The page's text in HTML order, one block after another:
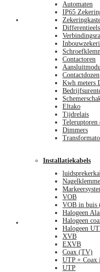
Mijn account
Automaten
IP65
Contactoren
Contactdozen
Kwh meters
Eltako
Tijdrelais
Teleruptoren
Dimmers
Installatiekabels
VOB
VOB in buis
Halogeen
Halogeen
Halogeen
XVB
EXVB
Coax (TV)
UTP + Coax
UTP